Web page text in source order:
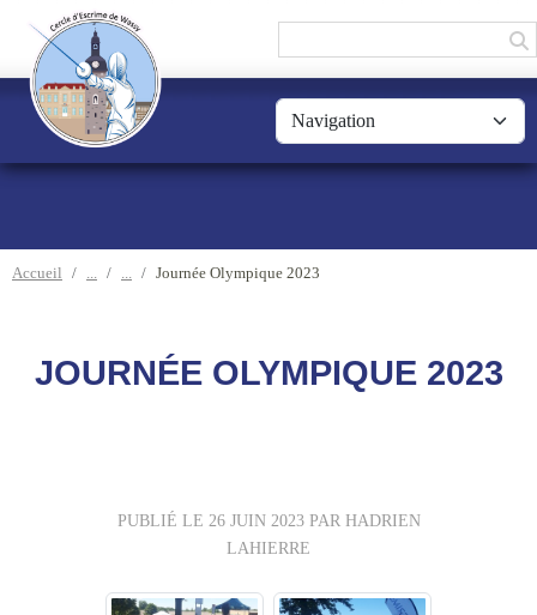
Accueil Journée Olympique 2023
JOURNÉE OLYMPIQUE 2023
PUBLIÉ LE 26 JUIN 2023PAR HADRIEN
LAHIERRE
Panneau de gestion des cookies